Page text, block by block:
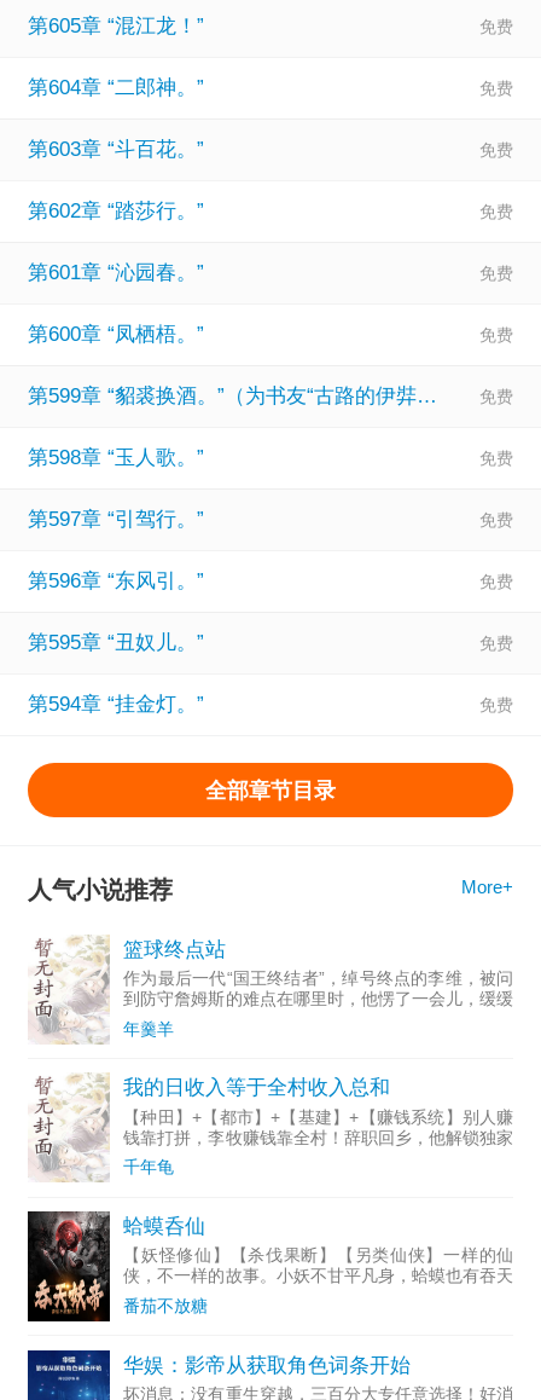
罡，必夺【命数】筑基，逆天改运！ 从此，李继业只杀不
第605章 “混江龙！”
第604章 “二郎神。”
第603章 “斗百花。”
第602章 “踏莎行。”
第601章 “沁园春。”
第600章 “凤栖梧。”
第599章 “貂裘换酒。”（为书友“古路的伊弉冉”加更。）
第598章 “玉人歌。”
第597章 “引驾行。”
第596章 “东风引。”
第595章 “丑奴儿。”
第594章 “挂金灯。”
全部章节目录
人气小说推荐 More+
篮球终点站
作为最后一代“国王终结者”，绰号终点的李维，被问
到防守詹姆斯的难点在哪里时，他愣了一会儿，缓缓
说道:“...
年羹羊
我的日收入等于全村收入总和
【种田】+【都市】+【基建】+【赚钱系统】别人赚
钱靠打拼，李牧赚钱靠全村！辞职回乡，他解锁独家
系统，水井湾全体村民的收入，实时复刻进他的账
户，被动收入源源不断。穷山村藏着无限商机，只要
千年龟
蛤蟆呑仙
【妖怪修仙】【杀伐果断】【另类仙侠】一样的仙
侠，不一样的故事。小妖不甘平凡身，蛤蟆也有吞天
志！这是一个小妖怪不甘平凡，成长逆袭的故事。莫
凡重生了，却成了最普通的癞蛤蟆，不甘平凡的他只
番茄不放糖
华娱：影帝从获取角色词条开始
坏消息：没有重生穿越，三百分大专任意选择！好消